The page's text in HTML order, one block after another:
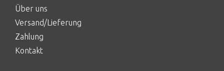
Über uns
Versand/Lieferung
Zahlung
Kontakt